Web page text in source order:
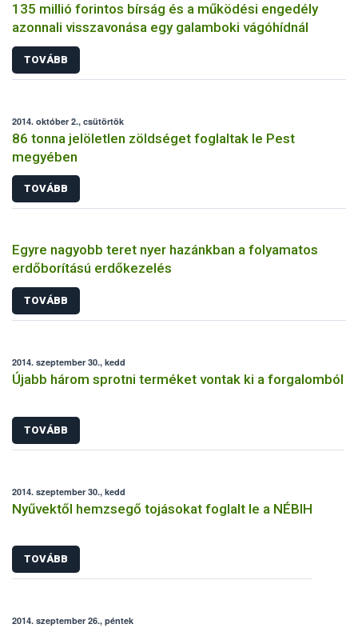
135 millió forintos bírság és a működési engedély
azonnali visszavonása egy galamboki vágóhídnál
TOVÁBB
2014. október 2., csütörtök
86 tonna jelöletlen zöldséget foglaltak le Pest
megyében
TOVÁBB
Egyre nagyobb teret nyer hazánkban a folyamatos
erdőborítású erdőkezelés
TOVÁBB
2014. szeptember 30., kedd
Újabb három sprotni terméket vontak ki a forgalomból
TOVÁBB
2014. szeptember 30., kedd
Nyűvektől hemzsegő tojásokat foglalt le a NÉBIH
TOVÁBB
2014. szeptember 26., péntek